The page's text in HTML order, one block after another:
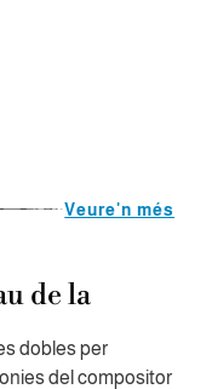
Veure'n més
de la
dobles per
del compositor